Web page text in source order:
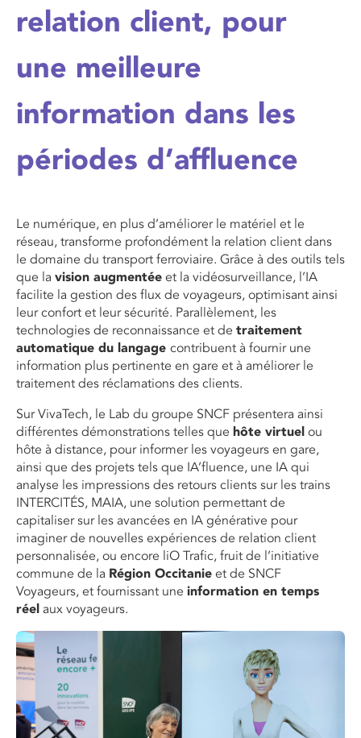
relation client, pour
une meilleure
information dans les
périodes d’affluence
Le numérique, en plus d’améliorer le matériel et le
réseau, transforme profondément la relation client dans
le domaine du transport ferroviaire. Grâce à des outils tels
que la vision augmentée et la vidéosurveillance, l’IA
facilite la gestion des flux de voyageurs, optimisant ainsi
leur confort et leur sécurité. Parallèlement, les
technologies de reconnaissance et de traitement
automatique du langage contribuent à fournir une
information plus pertinente en gare et à améliorer le
traitement des réclamations des clients.
Sur VivaTech, le Lab du groupe SNCF présentera ainsi
différentes démonstrations telles que hôte virtuel ou
hôte à distance, pour informer les voyageurs en gare,
ainsi que des projets tels que IA’fluence, une IA qui
analyse les impressions des retours clients sur les trains
INTERCITÉS, MAIA, une solution permettant de
capitaliser sur les avancées en IA générative pour
imaginer de nouvelles expériences de relation client
personnalisée, ou encore liO Trafic, fruit de l’initiative
commune de la Région Occitanie et de SNCF
Voyageurs, et fournissant une information en temps
réel aux voyageurs.